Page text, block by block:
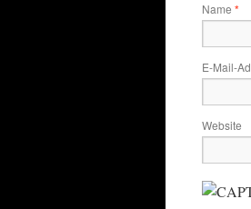
Name *
E-Mail-
Website